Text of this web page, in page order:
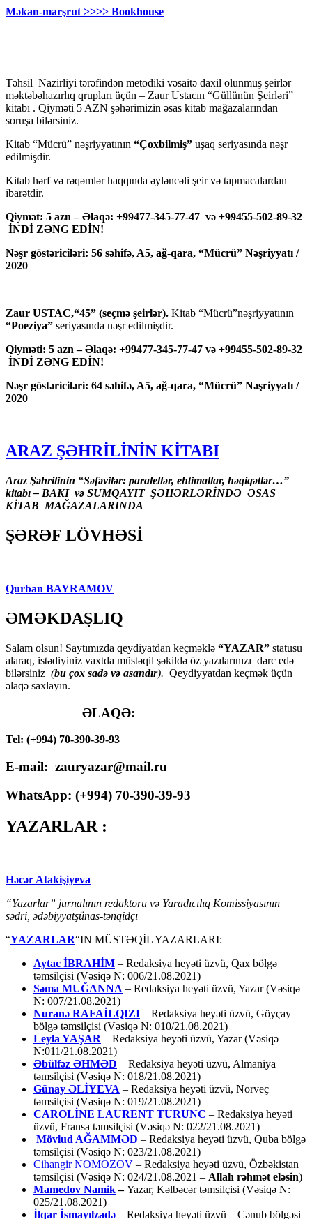
Məkan-marşrut >>>> Bookhouse
Təhsil Nazirliyi tərəfindən metodiki vəsaitə daxil olunmuş şeirlər –
məktəbəhazırlıq qrupları üçün – Zaur Ustacın “Güllünün Şeirləri”
kitabı . Qiyməti 5 AZN şəhərimizin əsas kitab mağazalarından
soruşa bilərsiniz.
Kitab “Mücrü” nəşriyyatının “Çoxbilmiş” uşaq seriyasında nəşr
edilmişdir.
Kitab hərf və rəqəmlər haqqında əyləncəli şeir və tapmacalardan
ibarətdir.
Qiymət: 5 azn – Əlaqə: +99477-345-77-47 və +99455-502-89-32
İNDİ ZƏNG EDİN!
Nəşr göstəriciləri: 56 səhifə, A5, ağ-qara, “Mücrü” Nəşriyyatı /
2020
Zaur USTAC,“45” (seçmə şeirlər). Kitab “Mücrü”nəşriyyatının
“Poeziya” seriyasında nəşr edilmişdir.
Qiyməti: 5 azn – Əlaqə: +99477-345-77-47 və +99455-502-89-32
İNDİ ZƏNG EDİN!
Nəşr göstəriciləri: 64 səhifə, A5, ağ-qara, “Mücrü” Nəşriyyatı /
2020
ARAZ ŞƏHRİLİNİN KİTABI
Araz Şəhrilinin “Səfəvilər: paralellər, ehtimallar, həqiqətlər…”
kitabı – BAKI və SUMQAYIT ŞƏHƏRLƏRİNDƏ ƏSAS
KİTAB MAĞAZALARINDA
ŞƏRƏF LÖVHƏSİ
Qurban BAYRAMOV
ƏMƏKDAŞLIQ
Salam olsun! Saytımızda qeydiyatdan keçməklə “YAZAR” statusu
alaraq, istədiyiniz vaxtda müstəqil şəkildə öz yazılarınızı dərc edə
bilərsiniz (bu çox sadə və asandır). Qeydiyyatdan keçmək üçün
əlaqə saxlayın.
ƏLAQƏ:
Tel: (+994) 70-390-39-93
E-mail: zauryazar@mail.ru
WhatsApp: (+994) 70-390-39-93
YAZARLAR :
Həcər Atakişiyeva
“Yazarlar” jurnalının redaktoru və Yaradıcılıq Komissiyasının
sədri, ədəbiyyatşünas-tənqidçı
“YAZARLAR“IN MÜSTƏQİL YAZARLARI:
Aytac İBRAHİM – Redaksiya heyəti üzvü, Qax bölgə
təmsilçisi (Vəsiqə N: 006/21.08.2021)
Səma MUĞANNA – Redaksiya heyəti üzvü, Yazar (Vəsiqə
N: 007/21.08.2021)
Nuranə RAFAİLQIZI – Redaksiya heyəti üzvü, Göyçay
bölgə təmsilçisi (Vəsiqə N: 010/21.08.2021)
Leyla YAŞAR – Redaksiya heyəti üzvü, Yazar (Vəsiqə
N:011/21.08.2021)
Əbülfəz ƏHMƏD – Redaksiya heyəti üzvü, Almaniya
təmsilçisi (Vəsiqə N: 018/21.08.2021)
Günay ƏLİYEVA – Redaksiya heyəti üzvü, Norveç
təmsilçisi (Vəsiqə N: 019/21.08.2021)
CAROLİNE LAURENT TURUNC – Redaksiya heyəti
üzvü, Fransa təmsilçisi (Vəsiqə N: 022/21.08.2021)
Mövlud AĞAMMƏD – Redaksiya heyəti üzvü, Quba bölgə
təmsilçisi (Vəsiqə N: 023/21.08.2021)
Cihangir NOMOZOV – Redaksiya heyəti üzvü, Özbəkistan
təmsilçisi (Vəsiqə N: 024/21.08.2021 – Allah rəhmət eləsin)
Mamedov Namik–Yazar, Kəlbəcər təmsilçisi (Vəsiqə N:
025/21.08.2021)
İlqar İsmayılzadə – Redaksiya heyəti üzvü – Cənub bölgəsi